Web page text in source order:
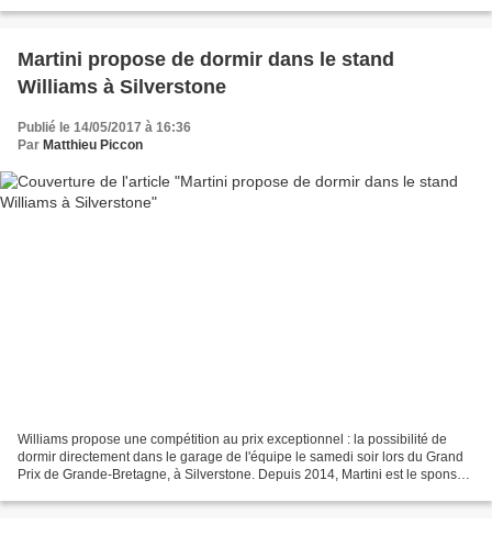
Martini propose de dormir dans le stand
Williams à Silverstone
Publié le 14/05/2017 à 16:36
Par Matthieu Piccon
Williams propose une compétition au prix exceptionnel : la possibilité de
dormir directement dans le garage de l'équipe le samedi soir lors du Grand
Prix de Grande-Bretagne, à Silverstone. Depuis 2014, Martini est le sponsor-